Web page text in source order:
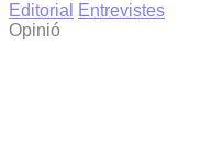
Editorial
Entrevistes
Opinió